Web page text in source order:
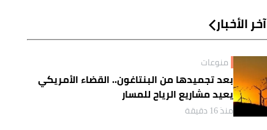
آخر الأخبار
منوعات
بعد تجميدها من البنتاغون.. القضاء الأمريكي
يعيد مشاريع الرياح للمسار
منذ 16 دقيقة